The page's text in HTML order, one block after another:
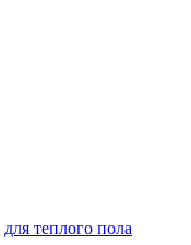
для теплого пола